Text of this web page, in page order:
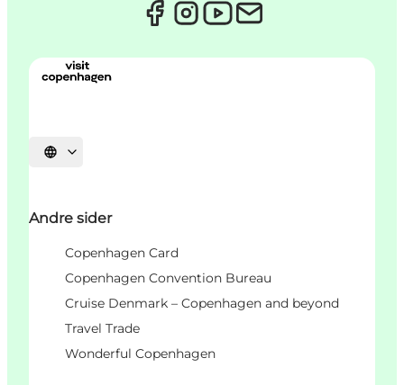
Velg språk
Andre sider
Copenhagen Card
Copenhagen Convention Bureau
Cruise Denmark – Copenhagen and beyond
Travel Trade
Wonderful Copenhagen